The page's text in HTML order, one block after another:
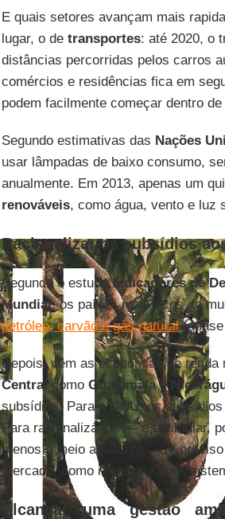
E quais setores avançam mais
lugar, o de transportes: até 2020, o
distâncias percorridas pelos carros
comércios e residências fica em
podem facilmente começar dentro
Segundo estimativas das Nações
usar lâmpadas de baixo consumo,
anualmente. Em 2013, apenas um
renováveis, como água, vento e luz
Racionalizar os subsídios
Segundo o estudoIndicadores de
Mundial, os países mais ricos do
petróleo, carvão e gás natural(quase
Depois, vêm as economias de
Centralcomo Guatemalae
subsídios. Para aONU, os
Para racionalizá-los — e estimular,
menos o meio ambiente —, é
mercado, como reestruturar os
Alcançar uma gestão